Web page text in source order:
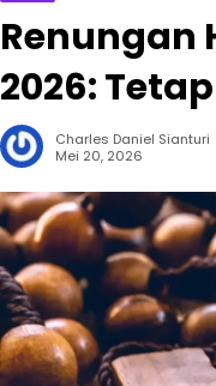
Renungan
2026:
Charles Daniel Sianturi
Mei 20, 2026